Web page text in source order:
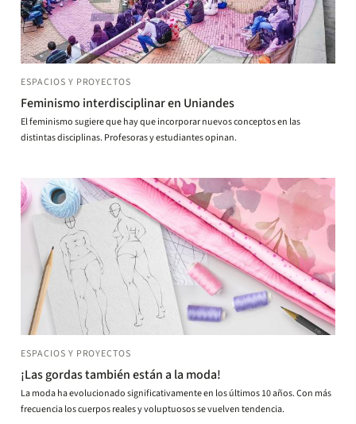
ESPACIOS Y PROYECTOS
Feminismo interdisciplinar en Uniandes
El feminismo sugiere que hay que incorporar nuevos conceptos en las
distintas disciplinas. Profesoras y estudiantes opinan.
ESPACIOS Y PROYECTOS
¡Las gordas también están a la moda!
La moda ha evolucionado significativamente en los últimos 10 años. Con más
frecuencia los cuerpos reales y voluptuosos se vuelven tendencia.